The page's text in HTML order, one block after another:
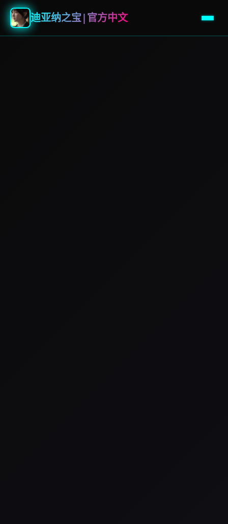
迪亚纳之宝|官方中文